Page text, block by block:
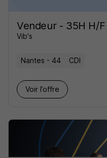
Vendeur - 35H H/F
Vib's
Nantes - 44 CDI
Voir l’offre